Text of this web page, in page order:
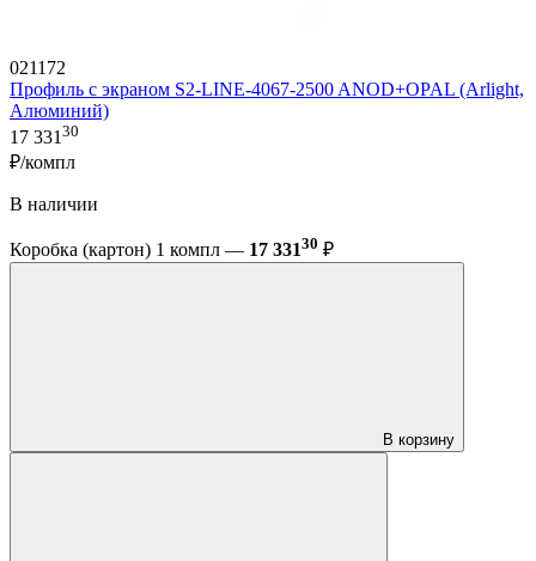
021172
Профиль с экраном S2-LINE-4067-2500 ANOD+OPAL (Arlight,
Алюминий)
17 331 30
₽/компл
В наличии
Коробка (картон) 1 компл — 17 33130 ₽
В корзину